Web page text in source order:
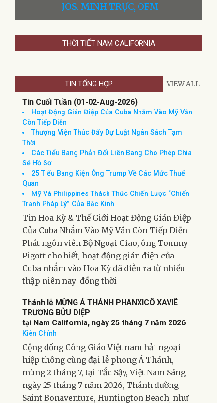
JOS. MINH TRỰC, OFM
THỜI TIẾT NAM CALIFORNIA
TIN TỔNG HỢP VIEW ALL
Tin Cuối Tuần (01-02-Aug-2026)
Hoạt Động Gián Điệp Của Cuba Nhắm Vào Mỹ Vẫn
Còn Tiếp Diễn
Thượng Viện Thúc Đẩy Dự Luật Ngân Sách Tạm
Thời
Các Tiểu Bang Phản Đối Liên Bang Cho Phép Chia
Sẻ Hồ Sơ
25 Tiểu Bang Kiện Ông Trump Về Các Mức Thuế
Quan
Mỹ Và Philippines Thách Thức Chiến Lược “Chiến
Tranh Pháp Lý” Của Bắc Kinh
Tin Hoa Kỳ & Thế Giới Hoạt Động Gián Điệp
Của Cuba Nhắm Vào Mỹ Vẫn Còn Tiếp Diễn
Phát ngôn viên Bộ Ngoại Giao, ông Tommy
Pigott cho biết, hoạt động gián điệp của
Cuba nhắm vào Hoa Kỳ đã diễn ra từ nhiều
thập niên nay; đồng thời
Thánh lễ MỪNG Á THÁNH PHANXICÔ XAVIÊ
TRƯƠNG BỬU DIỆP
tại Nam California, ngày 25 tháng 7 năm 2026
Kiên Chính
Cộng đồng Công Giáo Việt nam hải ngoại
hiệp thông cùng đại lễ phong Á Thánh,
mùng 2 tháng 7, tại Tắc Sậy, Việt Nam Sáng
ngày 25 tháng 7 năm 2026, Thánh đường
Saint Bonaventure, Huntington Beach, như